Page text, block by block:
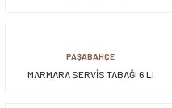
PAŞABAHÇE
MARMARA SERVİS TABAĞI 6 LI